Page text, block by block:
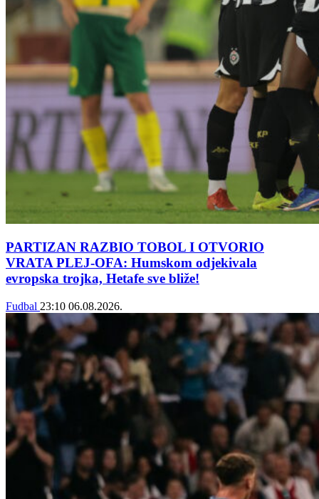
PARTIZAN RAZBIO TOBOL I OTVORIO
VRATA PLEJ-OFA: Humskom odjekivala
evropska trojka, Hetafe sve bliže!
Fudbal 23:10 06.08.2026.